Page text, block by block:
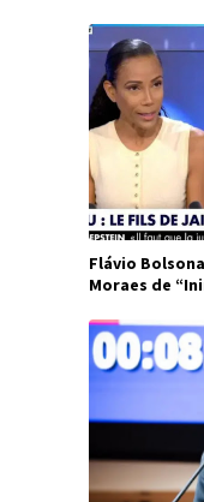
Flávio
Moraes de